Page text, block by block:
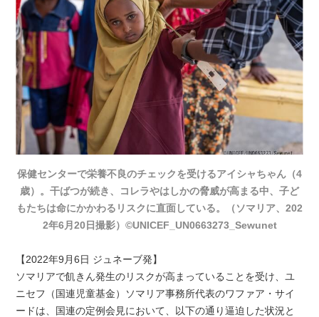
保健センターで栄養不良のチェックを受けるアイシャちゃん（4
歳）。干ばつが続き、コレラやはしかの脅威が高まる中、子ど
もたちは命にかかわるリスクに直面している。（ソマリア、202
2年6月20日撮影）©UNICEF_UN0663273_Sewunet
【2022年9月6日 ジュネーブ発】
ソマリアで飢きん発生のリスクが高まっていることを受け、ユ
ニセフ（国連児童基金）ソマリア事務所代表のワファア・サイ
ードは、国連の定例会見において、以下の通り逼迫した状況と